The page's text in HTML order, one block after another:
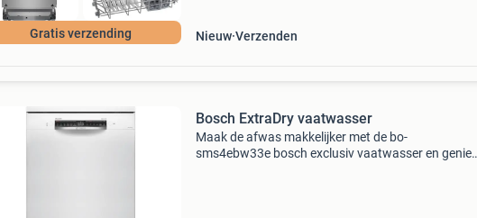
Gratis verzending Nieuw Verzenden
Bosch ExtraDry vaatwasser
Maak de afwas makkelijker met de bo-
sms4ebw33e bosch exclusiv vaatwasser en geniet